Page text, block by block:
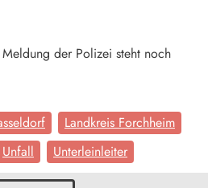
der Polizei steht noch
Landkreis Forchheim
Unfall Unterleinleiter